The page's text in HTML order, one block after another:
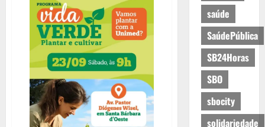
saúde
SaúdePública
SB24Horas
SBO
sbocity
solidariedade